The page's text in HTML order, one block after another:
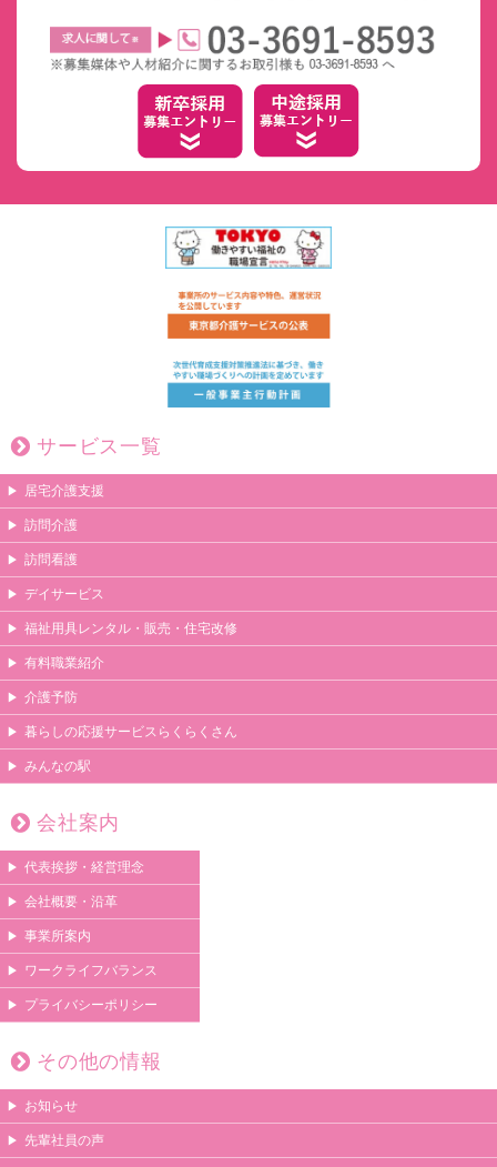
サービス一覧
居宅介護支援
訪問介護
訪問看護
デイサービス
福祉用具レンタル・販売・住宅改修
有料職業紹介
介護予防
暮らしの応援サービスらくらくさん
みんなの駅
会社案内
代表挨拶・経営理念
会社概要・沿革
事業所案内
ワークライフバランス
プライバシーポリシー
その他の情報
お知らせ
先輩社員の声